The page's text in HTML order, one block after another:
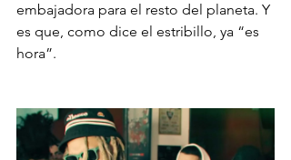
embajadora para el resto del planeta. Y
es que, como dice el estribillo, ya “es
hora”.